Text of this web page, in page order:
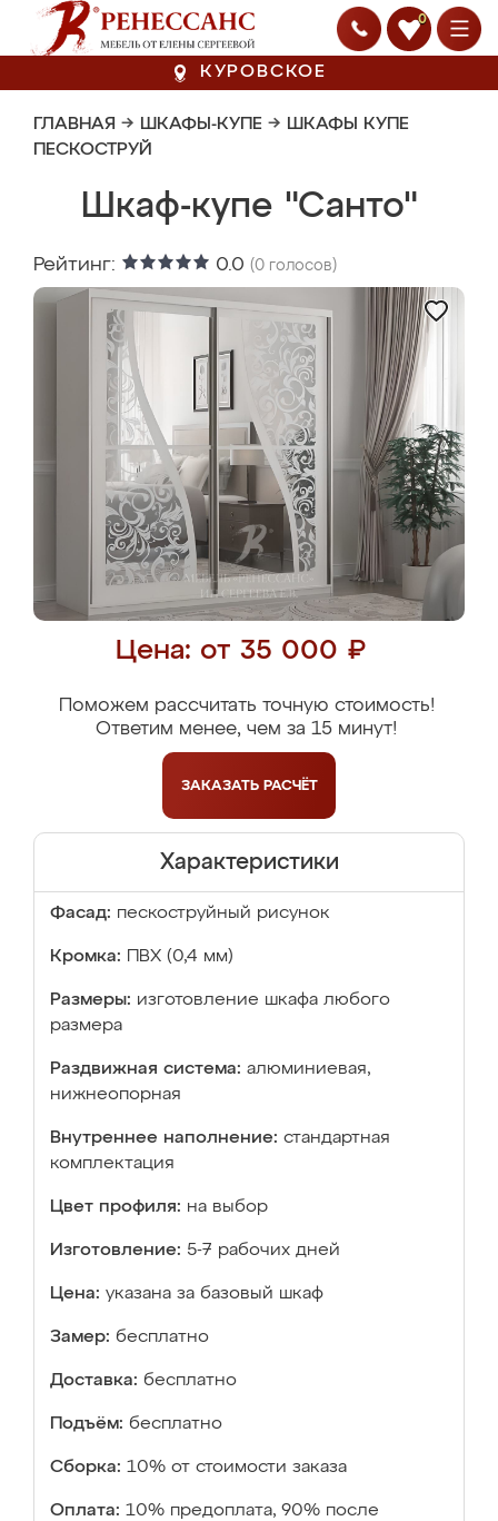
0
КУРОВСКОЕ
ГЛАВНАЯ → ШКАФЫ-КУПЕ → ШКАФЫ КУПЕ
ПЕСКОСТРУЙ
Шкаф-купе "Санто"
Рейтинг: 0.0 (0 голосов)
Цена: от 35 000 ₽
Поможем рассчитать точную стоимость!
Ответим менее, чем за 15 минут!
ЗАКАЗАТЬ РАСЧЁТ
Характеристики
Фасад: пескоструйный рисунок
Кромка: ПВХ (0,4 мм)
Размеры: изготовление шкафа любого
размера
Раздвижная система: алюминиевая,
нижнеопорная
Внутреннее наполнение: стандартная
комплектация
Цвет профиля: на выбор
Изготовление: 5-7 рабочих дней
Цена: указана за базовый шкаф
Замер: бесплатно
Доставка: бесплатно
Подъём: бесплатно
Сборка: 10% от стоимости заказа
Оплата: 10% предоплата, 90% после